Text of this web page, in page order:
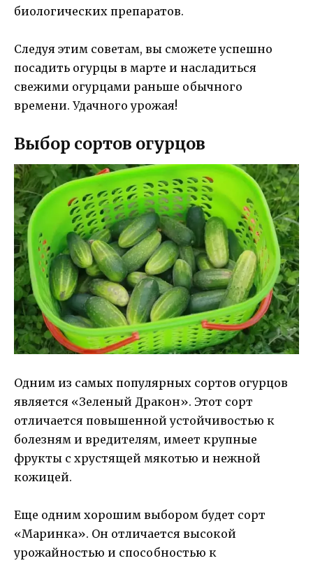
биологических препаратов.
Следуя этим советам, вы сможете успешно
посадить огурцы в марте и насладиться
свежими огурцами раньше обычного
времени. Удачного урожая!
Выбор сортов огурцов
Одним из самых популярных сортов огурцов
является «Зеленый Дракон». Этот сорт
отличается повышенной устойчивостью к
болезням и вредителям, имеет крупные
фрукты с хрустящей мякотью и нежной
кожицей.
Еще одним хорошим выбором будет сорт
«Маринка». Он отличается высокой
урожайностью и способностью к